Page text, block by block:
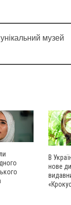
музей
В
нове